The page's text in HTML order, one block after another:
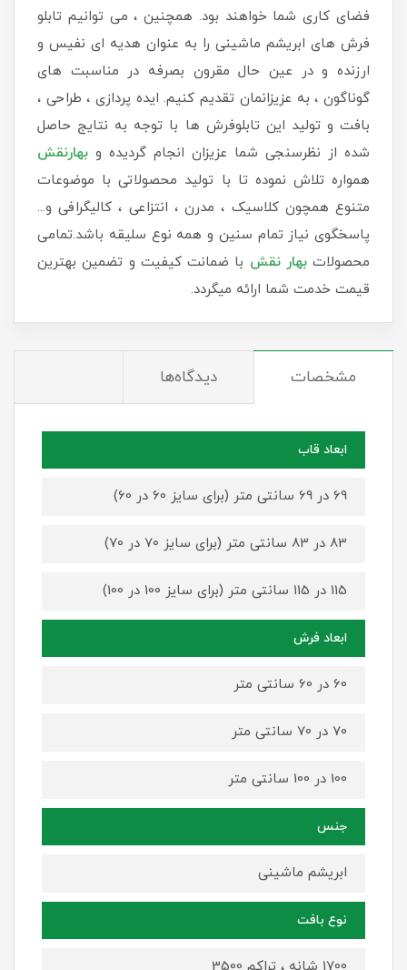
فضای کاری شما خواهند بود. همچنین ، می توانیم تابلو
فرش های ابریشم ماشینی را به عنوان هدیه ای نفیس و
ارزنده و در عین حال مقرون بصرفه در مناسبت های
گوناگون ، به عزیزانمان تقدیم کنیم. ایده پردازی ، طراحی ،
بافت و تولید این تابلوفرش ها با توجه به نتایج حاصل
شده از نظرسنجی شما عزیزان انجام گردیده و بهارنقش
همواره تلاش نموده تا با تولید محصولاتی با موضوعات
متنوع همچون کلاسیک ، مدرن ، انتزاعی ، کالیگرافی و...
پاسخگوی نیاز تمام سنین و همه نوع سلیقه باشد.تمامی
محصولاتبهار نقش با ضمانت کیفیت و تضمین بهترین
قیمت خدمت شما ارائه میگردد.
مشخصات دیدگاه‌ها
ابعاد قاب
69 در 69 سانتی متر (برای سایز 60 در 60)
83 در 83 سانتی متر (برای سایز 70 در 70)
115 در 115 سانتی متر (برای سایز 100 در 100)
ابعاد فرش
60 در 60 سانتی متر
70 در 70 سانتی متر
100 در 100 سانتی متر
جنس
ابریشم ماشینی
نوع بافت